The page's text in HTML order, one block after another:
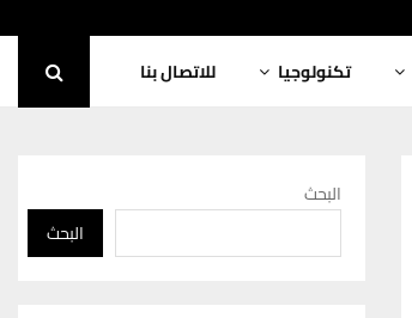
تكنولوجيا للاتصال بنا
البحث
البحث